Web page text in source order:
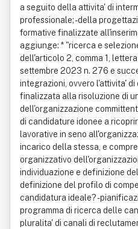
a seguito della attivita' di
professionale; - della
formative finalizzate
aggiunge: * "ricerca e
dell'articolo 2, comma 1,
settembre 2023 n. 276 e
integrazioni, ovvero l'attivita'
finalizzata alla risoluzione di
dell'organizzazione
di candidature idonee a
lavorative in seno
incarico della stessa, e
organizzativo
individuazione e definizione
definizione del profilo di
candidatura ideale? -
programma di ricerca delle
pluralita' di canali di